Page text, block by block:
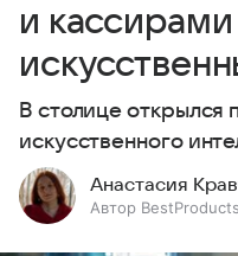
и
В столице открылся
искусственного
Анастасия
Автор